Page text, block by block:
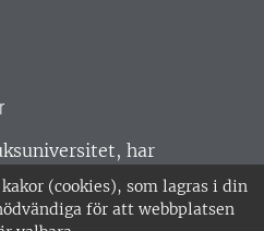
(cookies), som lagras i din
för att webbplatsen
har
Sverige. Huvudorter är
SLU är